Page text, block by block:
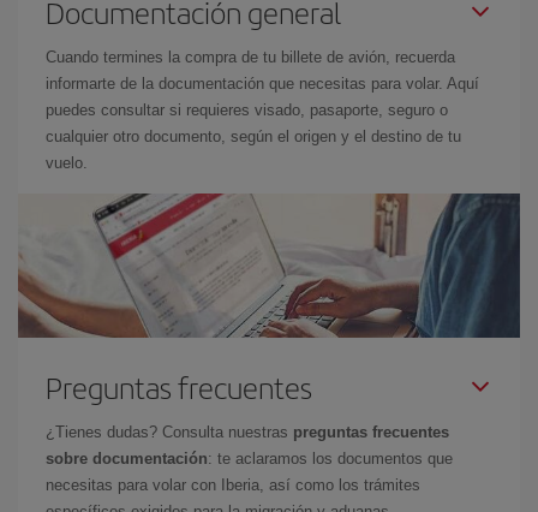
Documentación general
Cuando termines la compra de tu billete de avión, recuerda
informarte de la documentación que necesitas para volar. Aquí
puedes consultar si requieres visado, pasaporte, seguro o
cualquier otro documento, según el origen y el destino de tu
vuelo.
Preguntas frecuentes
¿Tienes dudas? Consulta nuestras preguntas frecuentes
sobre documentación: te aclaramos los documentos que
necesitas para volar con Iberia, así como los trámites